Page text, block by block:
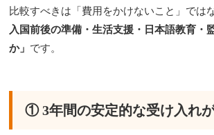
比較すべきは「費用をかけないこと」ではな
入国前後の準備・生活支援・日本語教育・
か」 です。
① 3年間の安定的な受け入れ